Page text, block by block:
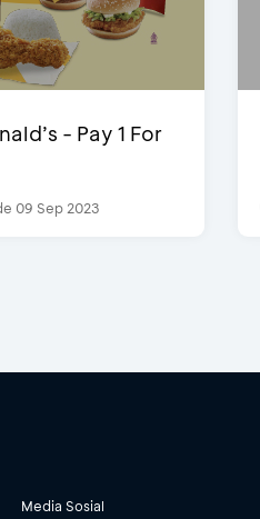
- Pay 1 For
09 Sep 2023
Media Sosial